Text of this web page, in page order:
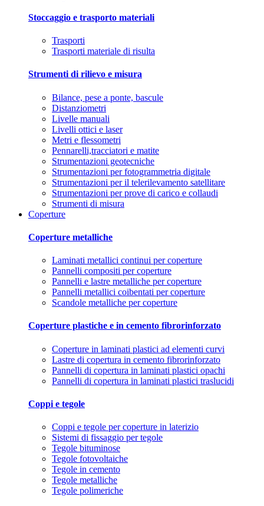
Stoccaggio e trasporto materiali
Trasporti
Trasporti materiale di risulta
Strumenti di rilievo e misura
Bilance, pese a ponte, bascule
Distanziometri
Livelle manuali
Livelli ottici e laser
Metri e flessometri
Pennarelli,tracciatori e matite
Strumentazioni geotecniche
Strumentazioni per fotogrammetria digitale
Strumentazioni per il telerilevamento satellitare
Strumentazioni per prove di carico e collaudi
Strumenti di misura
Coperture
Coperture metalliche
Laminati metallici continui per coperture
Pannelli compositi per coperture
Pannelli e lastre metalliche per coperture
Pannelli metallici coibentati per coperture
Scandole metalliche per coperture
Coperture plastiche e in cemento fibrorinforzato
Coperture in laminati plastici ad elementi curvi
Lastre di copertura in cemento fibrorinforzato
Pannelli di copertura in laminati plastici opachi
Pannelli di copertura in laminati plastici traslucidi
Coppi e tegole
Coppi e tegole per coperture in laterizio
Sistemi di fissaggio per tegole
Tegole bituminose
Tegole fotovoltaiche
Tegole in cemento
Tegole metalliche
Tegole polimeriche